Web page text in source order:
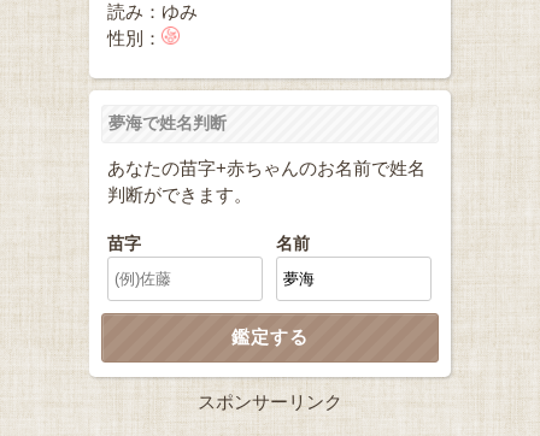
読み：ゆみ
性別：
夢海で姓名判断
あなたの苗字+赤ちゃんのお名前で姓名
判断ができます。
苗字 名前
スポンサーリンク